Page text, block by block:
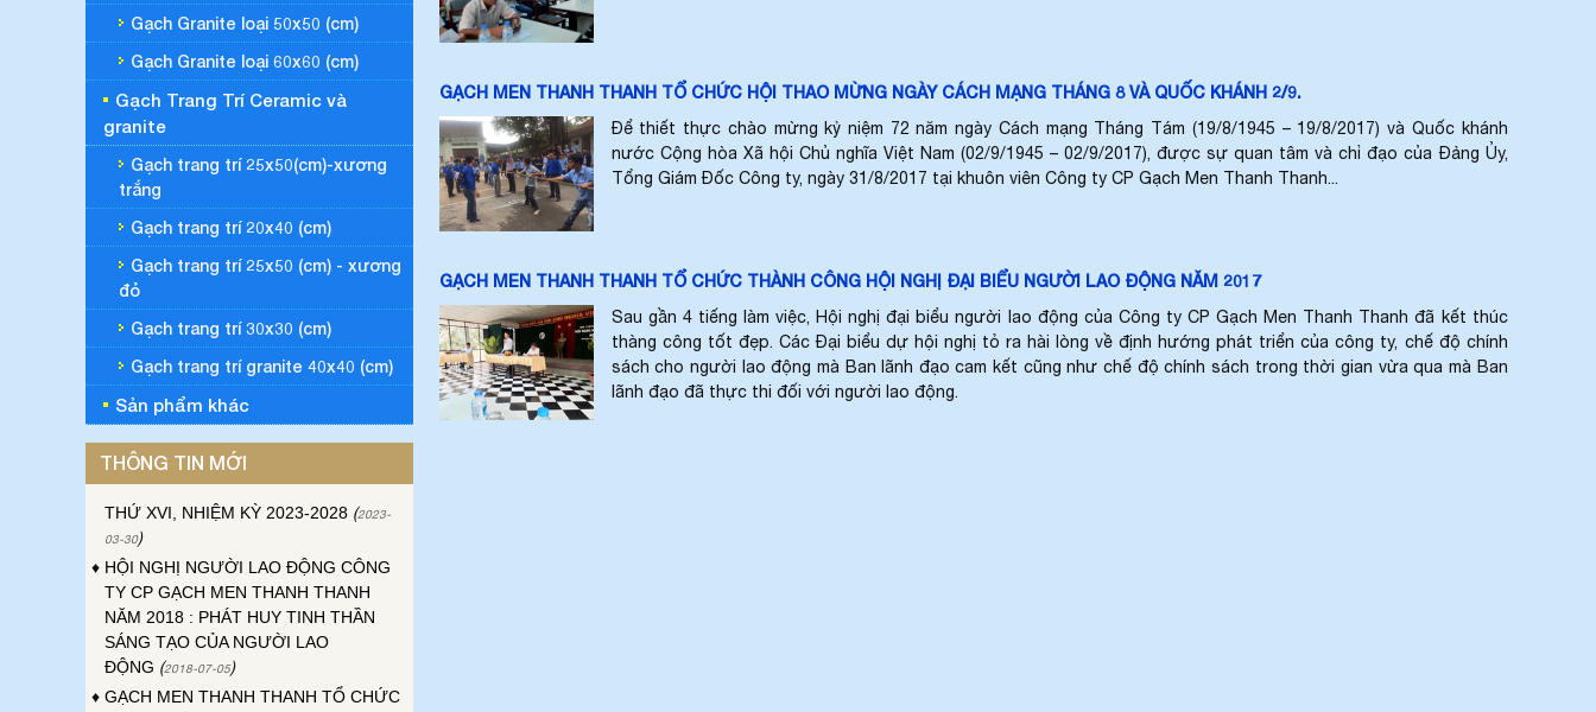
Gạch Granite loại 50x50 (cm)
Gạch Granite loại 60x60 (cm)
Gạch Trang Trí Ceramic và
granite
Gạch trang trí 25x50(cm)-xương
trắng
Gạch trang trí 20x40 (cm)
Gạch trang trí 25x50 (cm) - xương
đỏ
Gạch trang trí 30x30 (cm)
Gạch trang trí granite 40x40 (cm)
Sản phẩm khác
THÔNG TIN MỚI
ĐẠI HỘI ĐỒNG CỔ ĐÔNG THƯỜNG
NIÊN CÔNG TY GẠCH MEN THANH
THANH NĂM 2023
TY GẠCH MEN THANH THANH LẦN
THỨ XVI, NHIỆM KỲ 2023-2028 (2023-
03-30)
HỘI NGHỊ NGƯỜI LAO ĐỘNG CÔNG
TY CP GẠCH MEN THANH THANH
NĂM 2018 : PHÁT HUY TINH THẦN
SÁNG TẠO CỦA NGƯỜI LAO
ĐỘNG (2018-07-05 )
GẠCH MEN THANH THANH TỔ CHỨC
THÀNH CÔNG ĐHĐCĐ THƯỜNG
GẠCH MEN THANH THANH TỔ CHỨC HỘI THAO MỪNG NGÀY CÁCH MẠNG THÁNG 8 VÀ QUỐC KHÁNH 2/9.
Để thiết thực chào mừng kỷ niệm 72 năm ngày Cách mạng Tháng Tám (19/8/1945 – 19/8/2017) và Quốc khánh
nước Cộng hòa Xã hội Chủ nghĩa Việt Nam (02/9/1945 – 02/9/2017), được sự quan tâm và chỉ đạo của Đảng Ủy,
Tổng Giám Đốc Công ty, ngày 31/8/2017 tại khuôn viên Công ty CP Gạch Men Thanh Thanh...
GẠCH MEN THANH THANH TỔ CHỨC THÀNH CÔNG HỘI NGHỊ ĐẠI BIỂU NGƯỜI LAO ĐỘNG NĂM 2017
Sau gần 4 tiếng làm việc, Hội nghị đại biểu người lao động của Công ty CP Gạch Men Thanh Thanh đã kết thúc
thàng công tốt đẹp. Các Đại biểu dự hội nghị tỏ ra hài lòng về định hướng phát triển của công ty, chế độ chính
sách cho người lao động mà Ban lãnh đạo cam kết cũng như chế độ chính sách trong thời gian vừa qua mà Ban
lãnh đạo đã thực thi đối với người lao động.